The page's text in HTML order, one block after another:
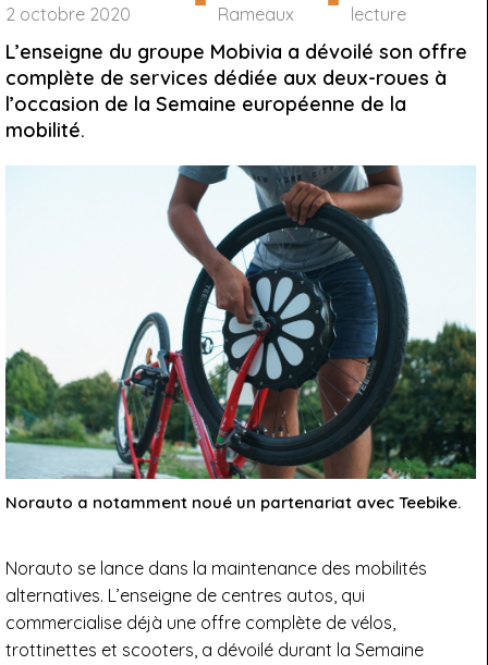
2 octobre 2020
Rameaux
lecture
L’enseigne du groupe Mobivia a dévoilé son offre
complète de services dédiée aux deux-roues à
l’occasion de la Semaine européenne de la
mobilité.
Norauto a notamment noué un partenariat avec Teebike.
Norauto se lance dans la maintenance des mobilités
alternatives. L’enseigne de centres autos, qui
commercialise déjà une offre complète de vélos,
trottinettes et scooters, a dévoilé durant la Semaine